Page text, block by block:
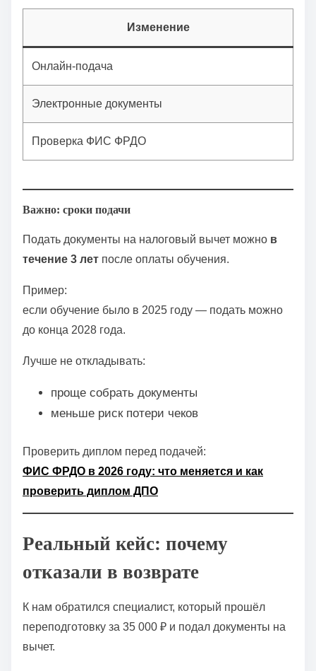
Изменение
Онлайн-подача
Электронные документы
Проверка ФИС ФРДО
Важно: сроки подачи
Подать документы на налоговый вычет можно в
течение 3 лет после оплаты обучения.
Пример:
если обучение было в 2025 году — подать можно
до конца 2028 года.
Лучше не откладывать:
проще собрать документы
меньше риск потери чеков
Проверить диплом перед подачей:
ФИС ФРДО в 2026 году: что меняется и как
проверить диплом ДПО
Реальный кейс: почему
отказали в возврате
К нам обратился специалист, который прошёл
переподготовку за 35 000 ₽ и подал документы на
вычет.